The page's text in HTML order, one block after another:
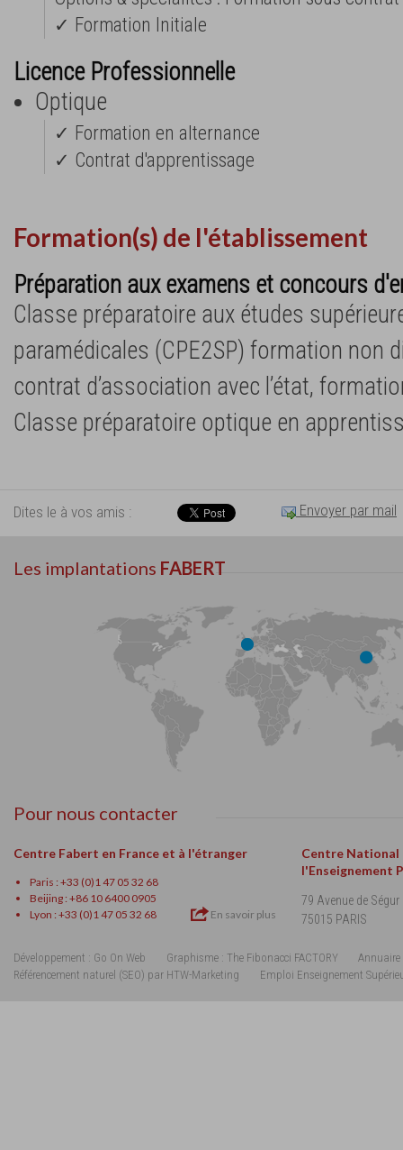
✓ Formation Initiale
Licence Professionnelle
Optique
✓ Formation en alternance
✓ Contrat d'apprentissage
Formation(s) de l'établissement
Préparation aux examens et concours
Classe préparatoire aux études
paramédicales (CPE2SP) formation non
contrat d’association avec l’état,
Classe préparatoire optique en
Dites le à vos amis : Envoyer par mail
Les implantations FABERT
Pour nous contacter
Centre Fabert en France et à l'étranger
Paris : +33 (0)1 47 05 32 68
Beijing : +86 10 6400 0905
Lyon : +33 (0)1 47 05 32 68
En savoir plus
Centre National
l'Enseignement
79 Avenue de Ségur
75015 PARIS
Développement : Go On Web Graphisme : The Fibonacci FACTORY
Annuaire
Référencement naturel (SEO) par HTW-Marketing
Emploi Enseignement